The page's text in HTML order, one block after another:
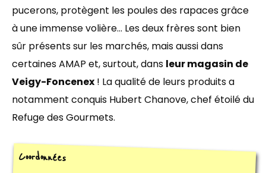
pucerons, protègent les poules des rapaces grâce
à une immense volière… Les deux frères sont bien
sûr présents sur les marchés, mais aussi dans
certaines AMAP et, surtout, dans leur magasin de
Veigy-Foncenex ! La qualité de leurs produits a
notamment conquis Hubert Chanove, chef étoilé du
Refuge des Gourmets.
Coordonnées